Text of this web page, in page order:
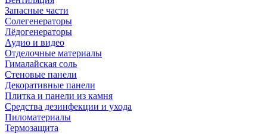
Запасные части
Солегенераторы
Лёдогенераторы
Аудио и видео
Отделочные материалы
Гималайская соль
Стеновые панели
Декоративные панели
Плитка и панели из камня
Средства дезинфекции и ухода
Пиломатериалы
Термозащита